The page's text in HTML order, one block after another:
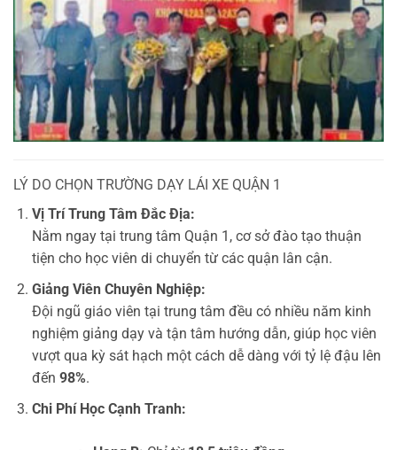
LÝ DO CHỌN TRƯỜNG DẠY LÁI XE QUẬN 1
Vị Trí Trung Tâm Đắc Địa:
Nằm ngay tại trung tâm Quận 1, cơ sở đào tạo thuận
tiện cho học viên di chuyển từ các quận lân cận.
Giảng Viên Chuyên Nghiệp:
Đội ngũ giáo viên tại trung tâm đều có nhiều năm kinh
nghiệm giảng dạy và tận tâm hướng dẫn, giúp học viên
vượt qua kỳ sát hạch một cách dễ dàng với tỷ lệ đậu lên
đến 98%.
Chi Phí Học Cạnh Tranh: